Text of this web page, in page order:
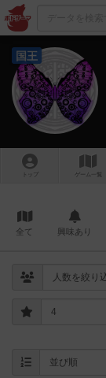
国王
トップ ゲーム一覧
全て 興味あり